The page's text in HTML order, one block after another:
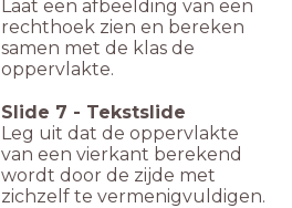
Laat een afbeelding van een
rechthoek zien en bereken
samen met de klas de
oppervlakte.
Slide 7 - Tekstslide
Leg uit dat de oppervlakte
van een vierkant berekend
wordt door de zijde met
zichzelf te vermenigvuldigen.